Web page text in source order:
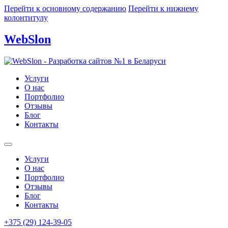
Перейти к основному содержанию Перейти к нижнему
колонтитулу
WebSlon
Услуги
О нас
Портфолио
Отзывы
Блог
Контакты
Услуги
О нас
Портфолио
Отзывы
Блог
Контакты
+375 (29) 124-39-05